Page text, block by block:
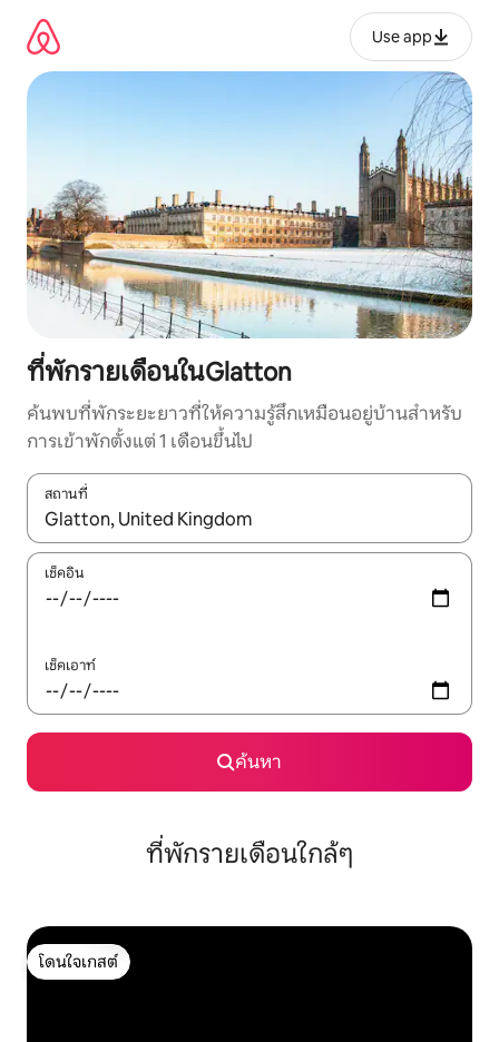
เนื้อหา
Use app
ที่พักรายเดือนในGlatton
ค้นพบที่พักระยะยาวที่ให้ความรู้สึกเหมือนอยู่บ้านสำหรับ
การเข้าพักตั้งแต่ 1 เดือนขึ้นไป
สถานที่
ใช้ลูกศรขึ้นลง หรือใช้การสัมผัสหรือปัด เพื่อสำรวจผลการค้นหา
เช็คอิน
เช็คเอาท์
ค้นหา
ที่พักรายเดือนใกล้ๆ
โดนใจเกสต์
โดนใจเกสต์